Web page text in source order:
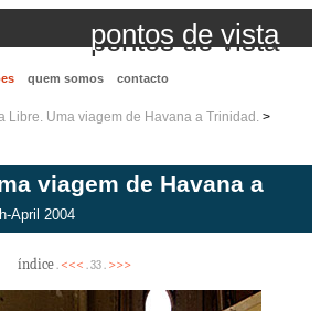
pontos de vista
quem somos contacto
Libre. Uma viagem de Havana a Trinidad.
viagem de Havana a
April 2004
índice. <<< . 33 . >>>